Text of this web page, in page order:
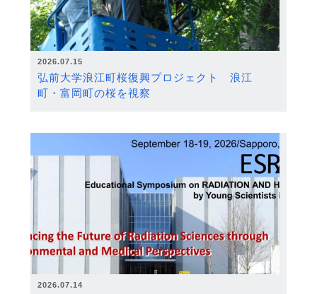
2026.07.15
弘前大学浪江町桜復興プロジェクト 浪江
町・富岡町の桜を視察
2026.07.14